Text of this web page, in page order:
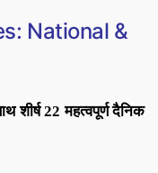
National &
शीर्ष 22 महत्वपूर्ण दैनिक